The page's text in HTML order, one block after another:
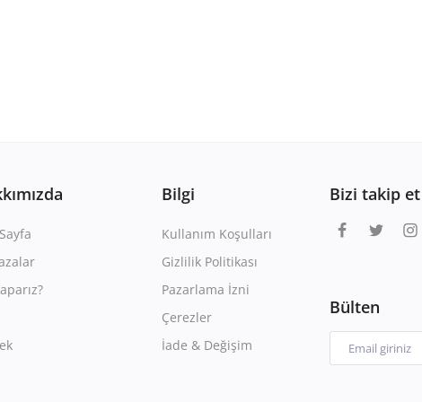
Bilgi
Kullanım Koşulları
Gizlilik Politikası
Pazarlama İzni
Çerezler
İade & Değişim
Bizi takip et
Bülten